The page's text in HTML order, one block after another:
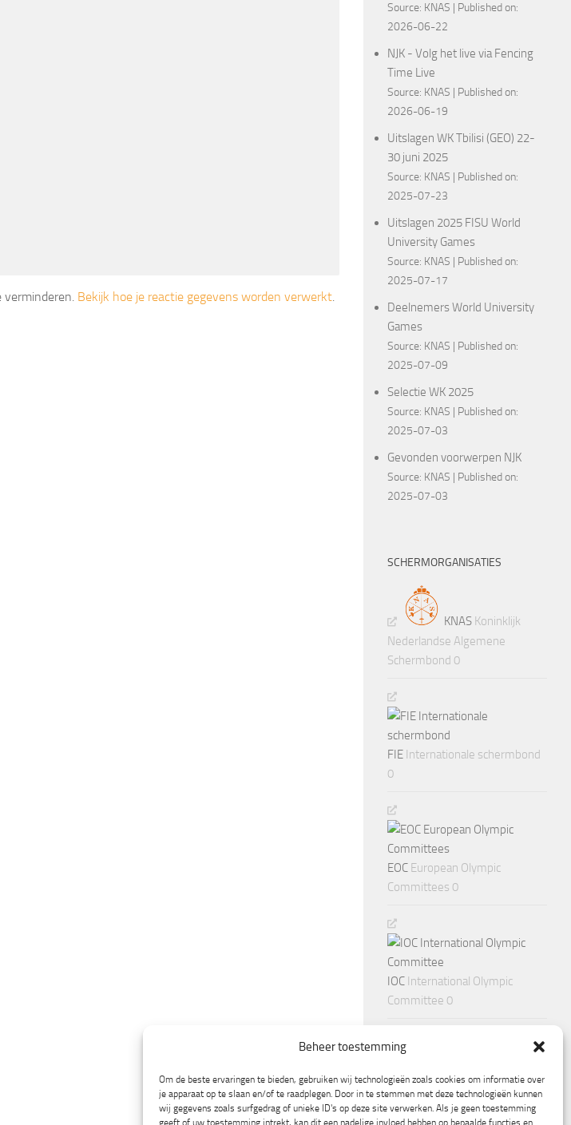
Beheer toestemming
Om de beste ervaringen te bieden, gebruiken wij technologieën zoals cookies om informatie over
je apparaat op te slaan en/of te raadplegen. Door in te stemmen met deze technologieën kunnen
wij gegevens zoals surfgedrag of unieke ID's op deze site verwerken. Als je geen toestemming
geeft of uw toestemming intrekt, kan dit een nadelige invloed hebben op bepaalde functies en
verminderen. Bekijk hoe je reactie gegevens worden verwerkt.
Source: KNAS
Published on:
2026-06-22
NJK - Volg het live via Fencing
Time Live
Source: KNAS
Published on:
2026-06-19
Uitslagen WK Tbilisi (GEO) 22-
30 juni 2025
Source: KNAS
Published on:
2025-07-23
Uitslagen 2025 FISU World
University Games
Source: KNAS
Published on:
2025-07-17
Deelnemers World University
Games
Source: KNAS
Published on:
2025-07-09
Selectie WK 2025
Source: KNAS
Published on:
2025-07-03
Gevonden voorwerpen NJK
Source: KNAS
Published on:
2025-07-03
SCHERMORGANISATIES
KNAS Koninklijk
Nederlandse Algemene
Schermbond 0
FIE Internationale schermbond
0
EOC European Olympic
Committees 0
IOC International Olympic
Committee 0